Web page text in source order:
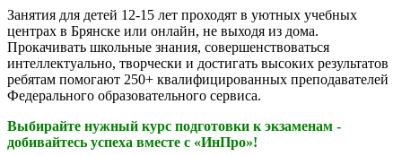
Занятия для детей 12-15 лет проходят в уютных учебных
центрах в Брянске или онлайн, не выходя из дома.
Прокачивать школьные знания, совершенствоваться
интеллектуально, творчески и достигать высоких результатов
ребятам помогают 250+ квалифицированных преподавателей
Федерального образовательного сервиса.
Выбирайте нужный курс подготовки к экзаменам -
добивайтесь успеха вместе с «ИнПро»!